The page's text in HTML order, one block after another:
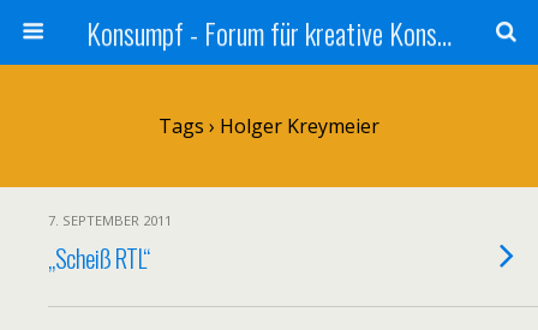
Konsumpf - Forum für kreative Konsumkritik - Culture Jamming, Nachhaltigkeit, Konzernkritik, Adbusting
Tags › Holger Kreymeier
7. SEPTEMBER 2011
„Scheiß RTL“